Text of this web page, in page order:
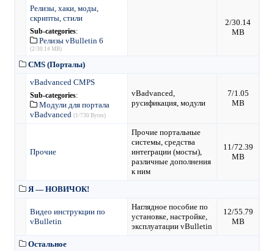
Релизы, хаки, моды,
скрипты, стили
Sub-categories:
Релизы vBulletin 6
(2/30.14 MB)
2/30.14
MB
CMS (Порталы)
vBadvanced CMPS
Sub-categories:
Модули для портала
vBadvanced (1/730 Bytes)
vBadvanced,
русификация, модули
7/1.05
MB
Прочие
Прочие портальные
системы, средства
интеграции (мосты),
различные дополнения
к ним
11/72.39
MB
Я — НОВИЧОК!
Видео инструкции по
vBulletin
Наглядное пособие по
установке, настройке,
эксплуатации vBulletin
12/55.79
MB
Остальное